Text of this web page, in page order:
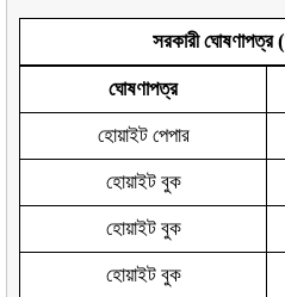
সরকারী ঘোষণাপত্র
ঘোষণাপত্র
হোয়াইট পেপার
হোয়াইট বুক
হোয়াইট বুক
হোয়াইট বুক